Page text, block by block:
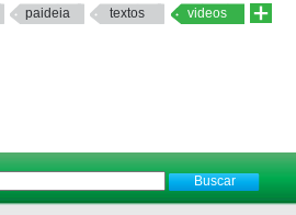
paideia textos videos